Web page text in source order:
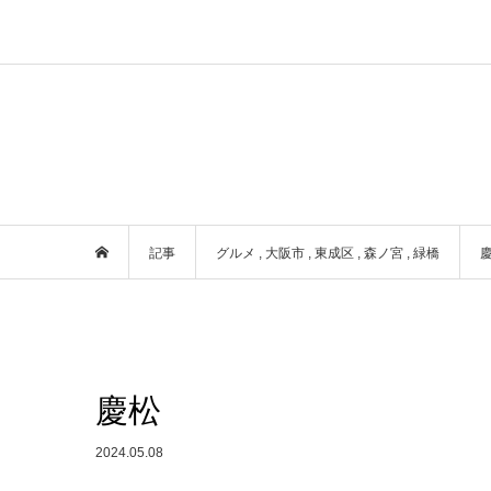
記事 グルメ , 大阪市 , 東成区 , 森ノ宮 , 緑橋
慶松
2024.05.08